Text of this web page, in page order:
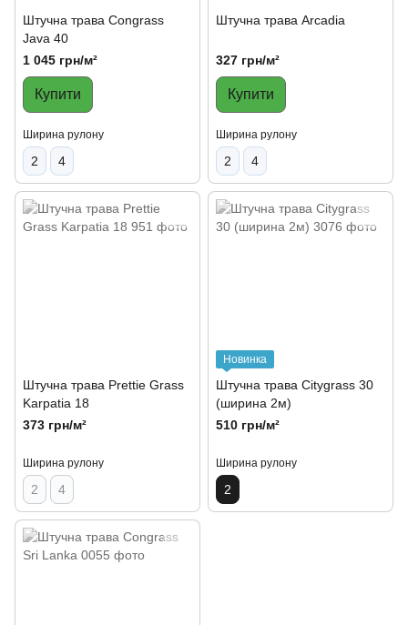
Штучна трава Congrass
Java 40
1 045 грн/м²
Купити
Ширина рулону
2 4
Штучна трава Arcadia
327 грн/м²
Купити
Ширина рулону
2 4
Штучна трава Prettie Grass
Karpatia 18
373 грн/м²
Ширина рулону
2 4
Новинка
Штучна трава Citygrass 30
(ширина 2м)
510 грн/м²
Ширина рулону
2